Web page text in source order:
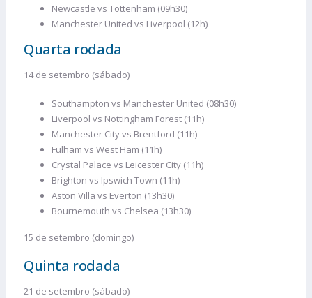
Newcastle vs Tottenham (09h30)
Manchester United vs Liverpool (12h)
Quarta rodada
14 de setembro (sábado)
Southampton vs Manchester United (08h30)
Liverpool vs Nottingham Forest (11h)
Manchester City vs Brentford (11h)
Fulham vs West Ham (11h)
Crystal Palace vs Leicester City (11h)
Brighton vs Ipswich Town (11h)
Aston Villa vs Everton (13h30)
Bournemouth vs Chelsea (13h30)
15 de setembro (domingo)
Quinta rodada
21 de setembro (sábado)